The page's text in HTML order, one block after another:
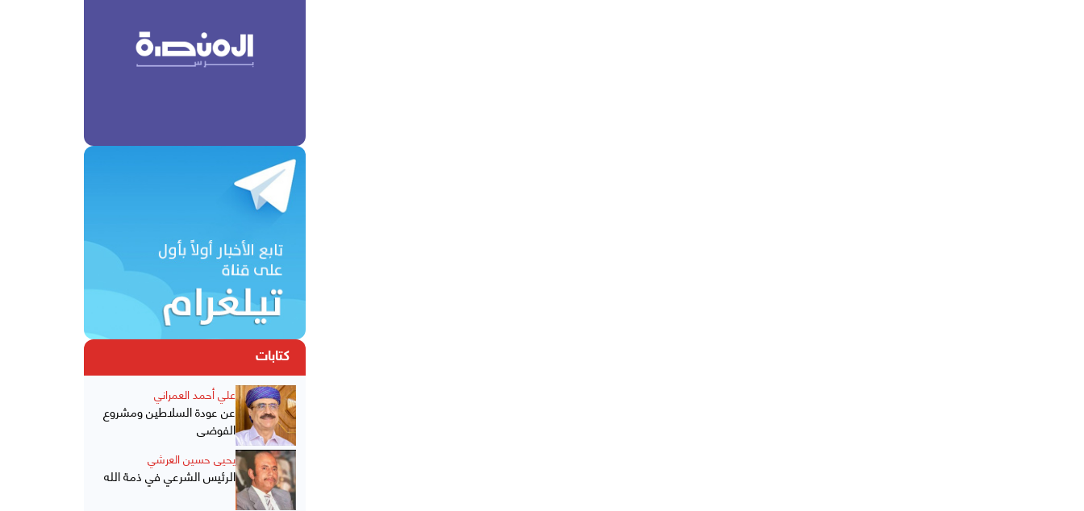
كتابات
علي أحمد العمراني
عن عودة السلاطين ومشروع
الفوضى
يحيى حسين العرشي
الرئيس الشرعي في ذمة الله